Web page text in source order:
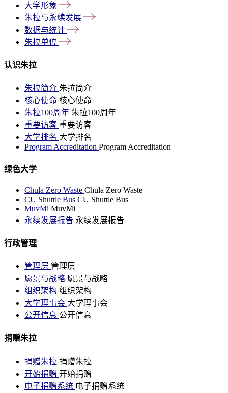
大学形象
朱拉与永续发展
数据与统计
朱拉单位
认识朱拉
朱拉简介 朱拉简介
核心使命 核心使命
朱拉100周年 朱拉100周年
重要访客 重要访客
大学排名 大学排名
Program Accreditation Program Accreditation
绿色大学
Chula Zero Waste Chula Zero Waste
CU Shuttle Bus CU Shuttle Bus
MuvMi MuvMi
永续发展报告 永续发展报告
行政管理
管理层 管理层
愿景与战略 愿景与战略
组织架构 组织架构
大学理事会 大学理事会
公开信息 公开信息
捐赠朱拉
捐赠朱拉 捐赠朱拉
开始捐赠 开始捐赠
电子捐赠系统 电子捐赠系统